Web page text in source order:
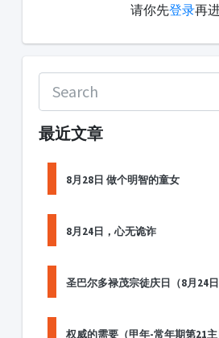
请你先登录再
最近文章
8月28日 做个明智的童女
8月24日，心无诡诈
圣巴尔多禄茂宗徒庆日（8月24日
权威的需要（甲年-常年期第21主